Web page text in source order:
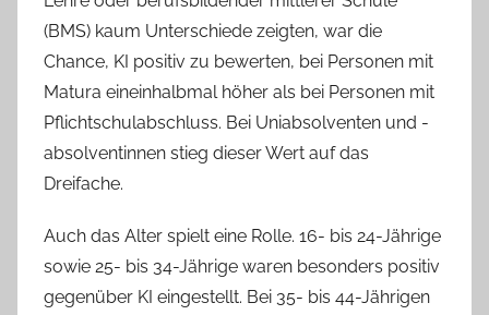
(BMS) kaum Unterschiede zeigten, war die
Chance, KI positiv zu bewerten, bei Personen mit
Matura eineinhalbmal höher als bei Personen mit
Pflichtschulabschluss. Bei Uniabsolventen und -
absolventinnen stieg dieser Wert auf das
Dreifache.
Auch das Alter spielt eine Rolle. 16- bis 24-Jährige
sowie 25- bis 34-Jährige waren besonders positiv
gegenüber KI eingestellt. Bei 35- bis 44-Jährigen